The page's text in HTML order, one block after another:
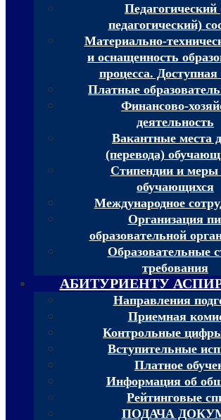
Педагогический
педагогический)
Материально-
и оснащенность
процесса. Доступная
Платные
Финансово-
деятельность
Вакантные места
(перевода)
Стипендии и меры
обучающихся
Международное
Организация
образовательной
Образовательные
требования
АБИТУРИЕНТУ
Направления
Приемная
Контрольные
Вступительные
Платное
Информация об
Рейтинговые
ПОДАЧА